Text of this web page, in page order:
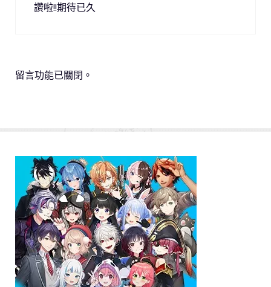
讚啦!!期待已久
留言功能已關閉。